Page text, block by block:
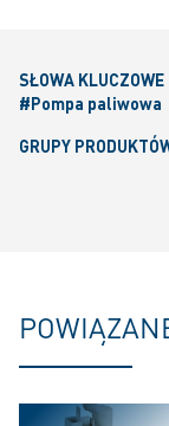
SŁOWA KLUCZOWE
#Pompa paliwowa
GRUPY